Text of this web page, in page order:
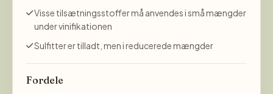
Visse tilsætningsstoffer må anvendes i små mængder
under vinifikationen
Sulfitter er tilladt, men i reducerede mængder
Fordele